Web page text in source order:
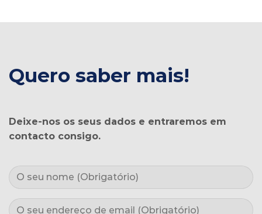
Quero saber mais!
Deixe-nos os seus dados e entraremos em
contacto consigo.